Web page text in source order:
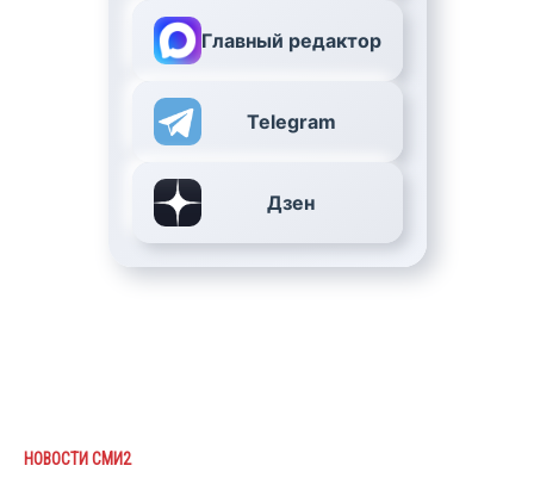
Главный редактор
Telegram
Дзен
НОВОСТИ СМИ2